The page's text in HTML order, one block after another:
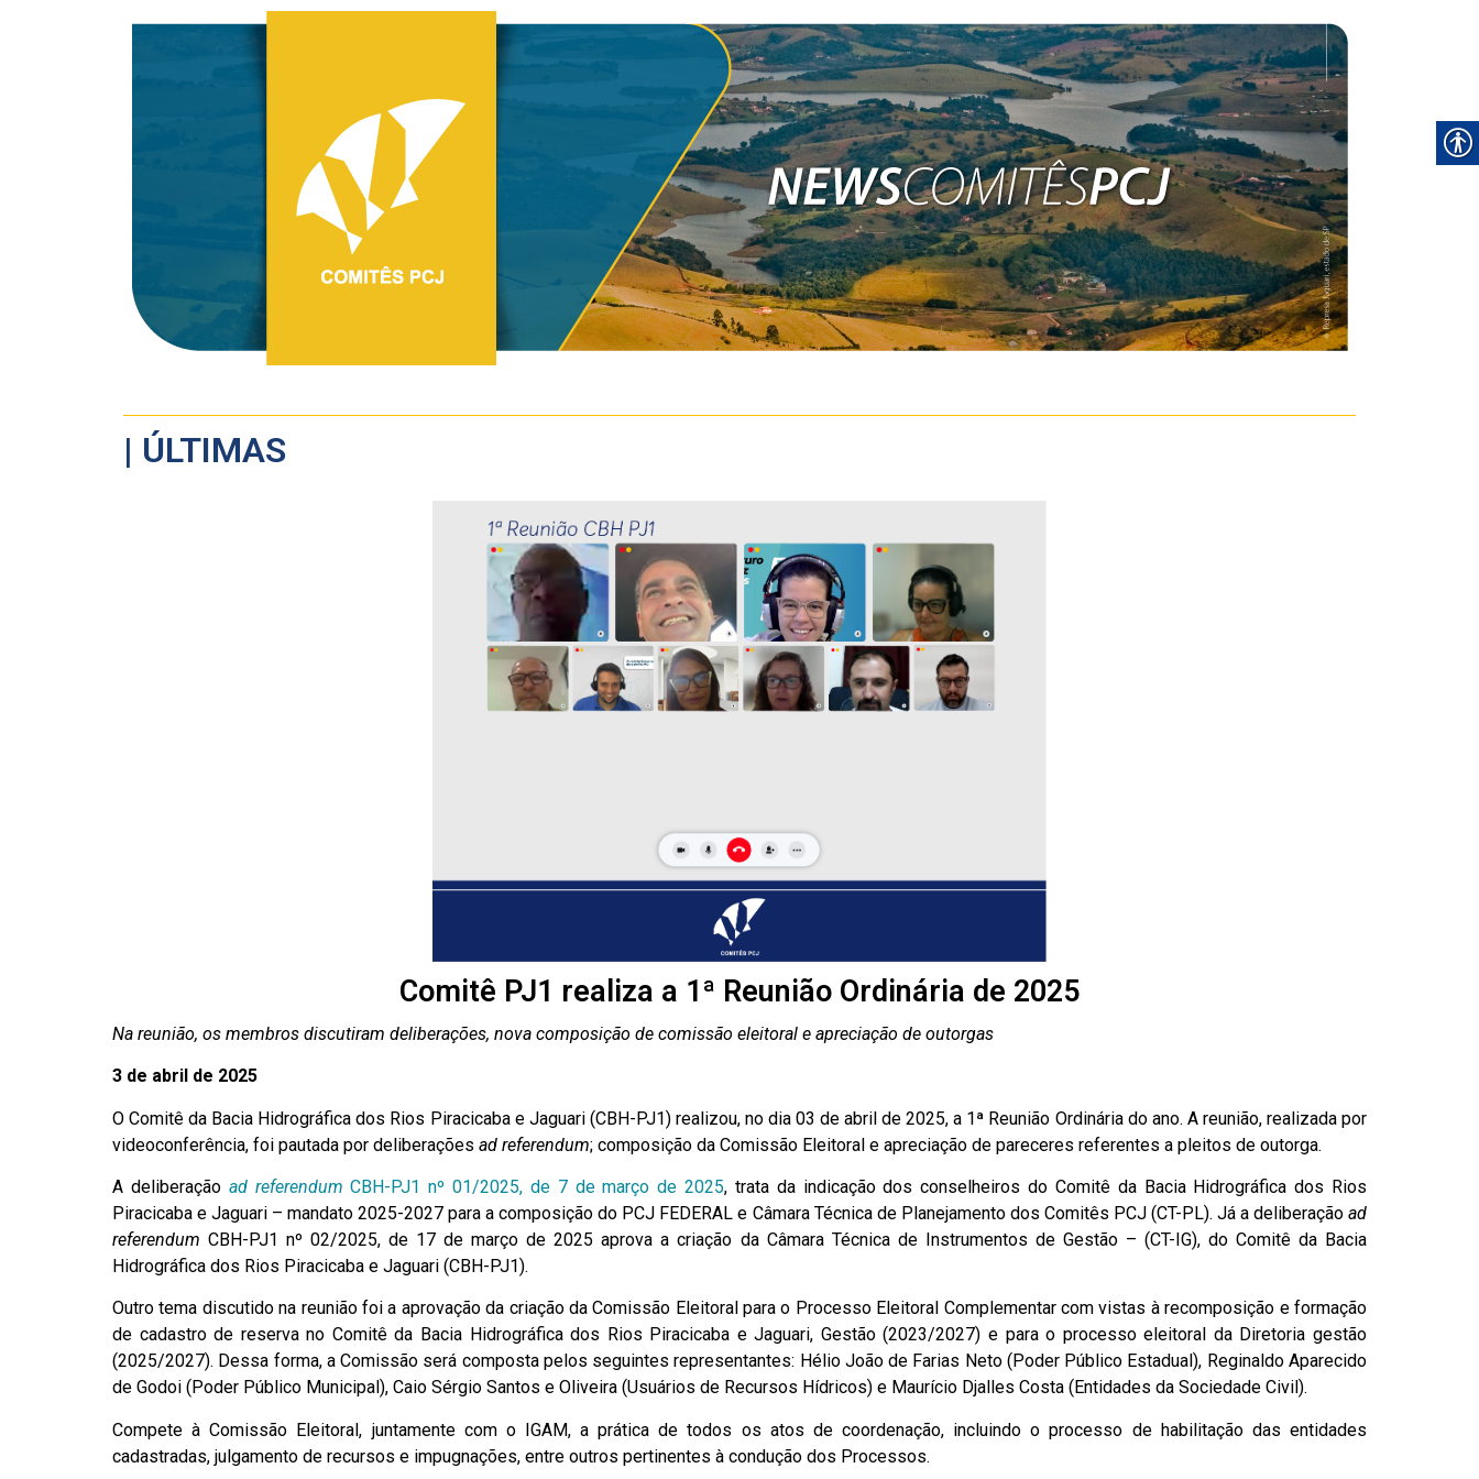
| ÚLTIMAS
Comitê PJ1 realiza a 1ª Reunião Ordinária de 2025
Na reunião, os membros discutiram deliberações, nova composição de comissão eleitoral e apreciação de outorgas
3 de abril de 2025
O Comitê da Bacia Hidrográfica dos Rios Piracicaba e Jaguari (CBH-PJ1) realizou, no dia 03 de abril de 2025, a 1ª Reunião Ordinária do ano. A reunião, realizada por
videoconferência, foi pautada por deliberações ad referendum; composição da Comissão Eleitoral e apreciação de pareceres referentes a pleitos de outorga.
A deliberação ad referendum CBH-PJ1 nº 01/2025, de 7 de março de 2025, trata da indicação dos conselheiros do Comitê da Bacia Hidrográfica dos Rios
Piracicaba e Jaguari – mandato 2025-2027 para a composição do PCJ FEDERAL e Câmara Técnica de Planejamento dos Comitês PCJ (CT-PL). Já a deliberação ad
referendum CBH-PJ1 nº 02/2025, de 17 de março de 2025 aprova a criação da Câmara Técnica de Instrumentos de Gestão – (CT-IG), do Comitê da Bacia
Hidrográfica dos Rios Piracicaba e Jaguari (CBH-PJ1).
Outro tema discutido na reunião foi a aprovação da criação da Comissão Eleitoral para o Processo Eleitoral Complementar com vistas à recomposição e formação
de cadastro de reserva no Comitê da Bacia Hidrográfica dos Rios Piracicaba e Jaguari, Gestão (2023/2027) e para o processo eleitoral da Diretoria gestão
(2025/2027). Dessa forma, a Comissão será composta pelos seguintes representantes: Hélio João de Farias Neto (Poder Público Estadual), Reginaldo Aparecido
de Godoi (Poder Público Municipal), Caio Sérgio Santos e Oliveira (Usuários de Recursos Hídricos) e Maurício Djalles Costa (Entidades da Sociedade Civil).
Compete à Comissão Eleitoral, juntamente com o IGAM, a prática de todos os atos de coordenação, incluindo o processo de habilitação das entidades
cadastradas, julgamento de recursos e impugnações, entre outros pertinentes à condução dos Processos.